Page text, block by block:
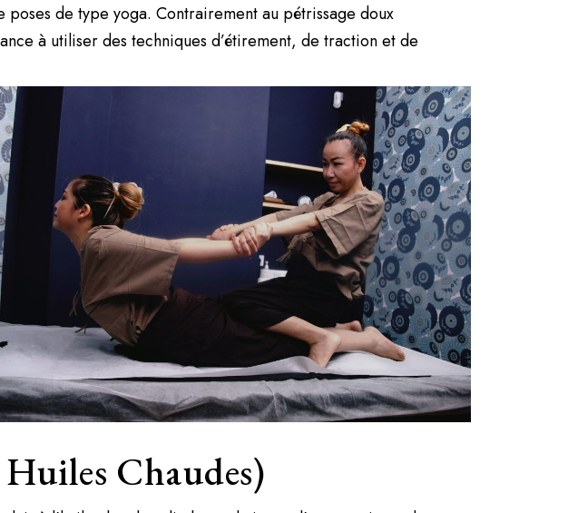
de type yoga. Contrairement au pétrissage doux
à utiliser des techniques d’étirement, de traction et de
Chaudes)